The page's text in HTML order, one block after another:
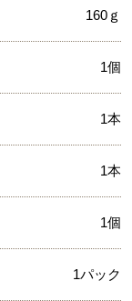
160ｇ
1個
1本
1本
1個
1パック